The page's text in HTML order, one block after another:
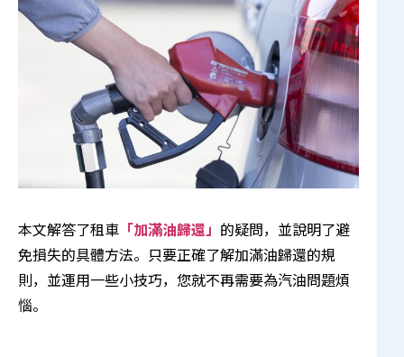
本文解答了租車 「加滿油歸還」 的疑問，並說明了避
免損失的具體方法。只要正確了解加滿油歸還的規
則，並運用一些小技巧，您就不再需要為汽油問題煩
惱。